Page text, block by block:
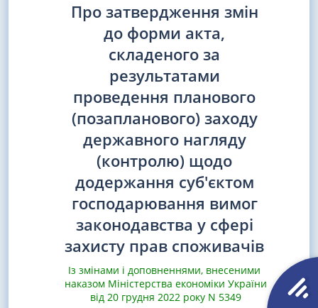
Про затвердження змін
до форми акта,
складеного за
результатами
проведення планового
(позапланового) заходу
державного нагляду
(контролю) щодо
додержання суб'єктом
господарювання вимог
законодавства у сфері
захисту прав споживачів
Із змінами і доповненнями, внесеними
наказом Міністерства економіки України
від 20 грудня 2022 року N 5349